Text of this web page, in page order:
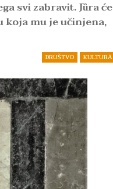
svi zabravit. Jȕra će
koja mu je učinjena,
DRUŠTVO KULTURA